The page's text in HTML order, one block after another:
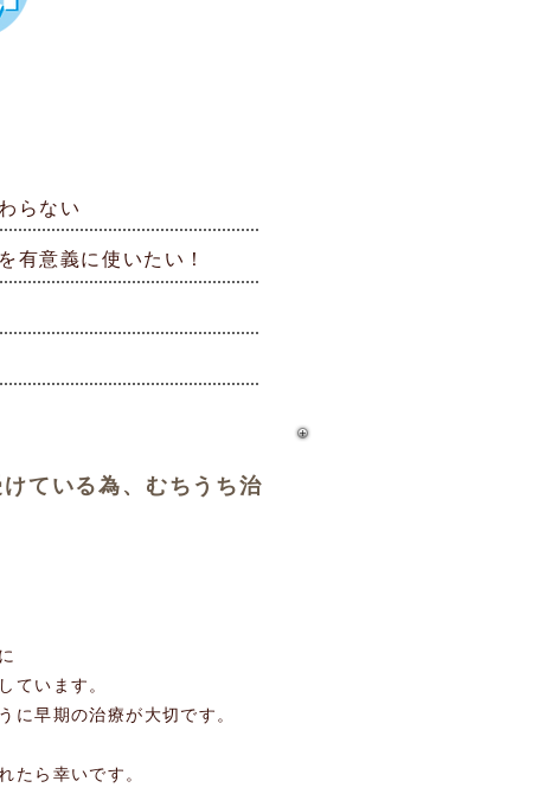
らない
有意義に使いたい！
ている為、むちうち治
しています。
に早期の治療が大切です。
たら幸いです。